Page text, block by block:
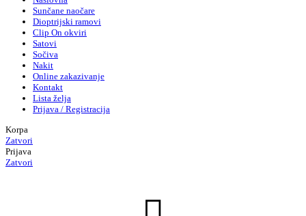
Sunčane naočare
Dioptrijski ramovi
Clip On okviri
Satovi
Sočiva
Nakit
Online zakazivanje
Kontakt
Lista želja
Prijava / Registracija
Korpa
Zatvori
Prijava
Zatvori